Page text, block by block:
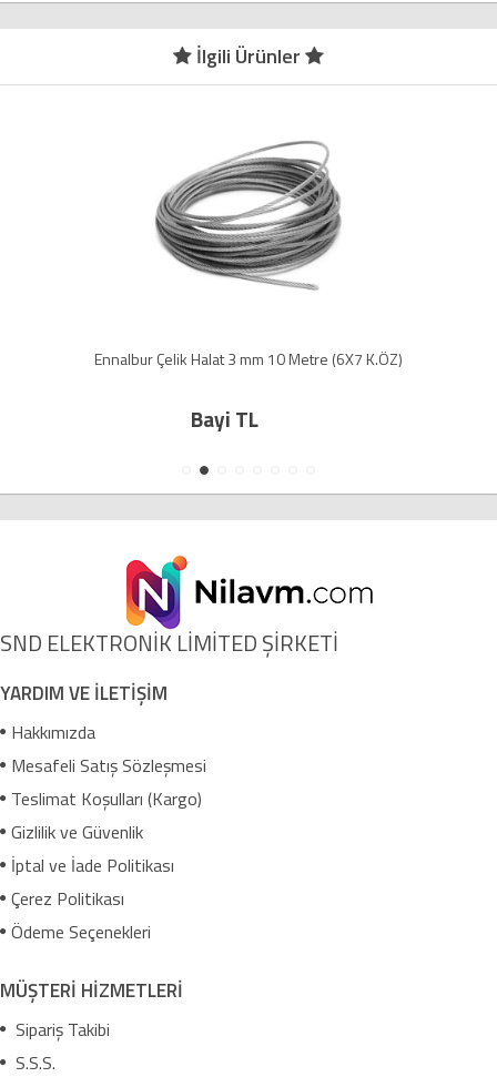
İlgili Ürünler
Ennalbur Çelik Halat 3 mm 10 Metre (6X7 K.ÖZ)
Bayi TL
SND ELEKTRONİK LİMİTED ŞİRKETİ
YARDIM VE İLETİŞİM
Hakkımızda
Mesafeli Satış Sözleşmesi
Teslimat Koşulları (Kargo)
Gizlilik ve Güvenlik
İptal ve İade Politikası
Çerez Politikası
Ödeme Seçenekleri
MÜŞTERİ HİZMETLERİ
Sipariş Takibi
S.S.S.